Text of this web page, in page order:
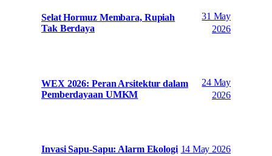
Selat Hormuz Membara, Rupiah
Tak Berdaya
31 May
2026
WEX 2026: Peran Arsitektur dalam
Pemberdayaan UMKM
24 May
2026
Invasi Sapu-Sapu: Alarm Ekologi 14 May 2026